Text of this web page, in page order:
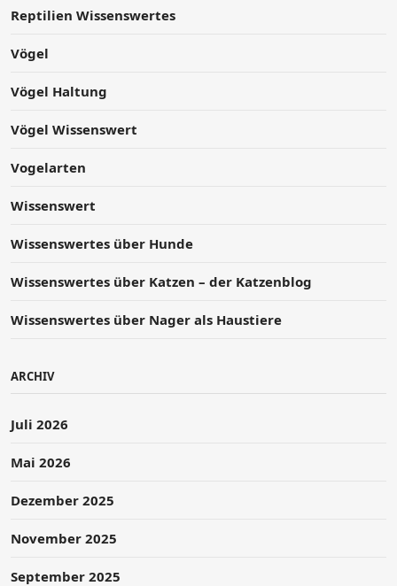
Reptilien Wissenswertes
Vögel
Vögel Haltung
Vögel Wissenswert
Vogelarten
Wissenswert
Wissenswertes über Hunde
Wissenswertes über Katzen – der Katzenblog
Wissenswertes über Nager als Haustiere
ARCHIV
Juli 2026
Mai 2026
Dezember 2025
November 2025
September 2025